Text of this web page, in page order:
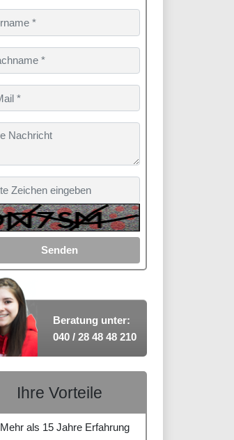
Senden
Beratung unter:
040 / 28 48 48 210
Ihre Vorteile
Mehr als 15 Jahre Erfahrung